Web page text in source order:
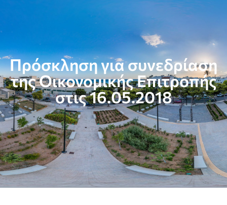
Πρόσκληση για συνεδρίαση
της Οικονομικής Επιτροπής
στις 16.05.2018